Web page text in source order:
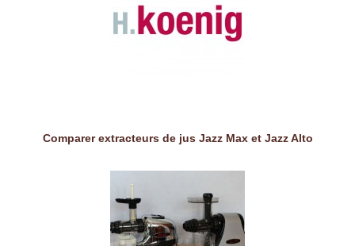
Comparer extracteurs de jus Jazz Max et Jazz Alto